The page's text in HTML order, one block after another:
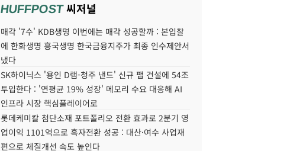
HUFFPOST씨저널
매각 '7수' KDB생명 이번에는 매각 성공할까 : 본입찰
에 한화생명 흥국생명 한국금융지주가 최종 인수제안서
냈다
SK하이닉스 '용인 D램-청주 낸드' 신규 팹 건설에 54조
투입한다 : '연평균 19% 성장' 메모리 수요 대응해 AI
인프라 시장 핵심플레이어로
롯데케미칼 첨단소재 포트폴리오 전환 효과로 2분기 영
업이익 1101억으로 흑자전환 성공 : 대산·여수 사업재
편으로 체질개선 속도 높인다